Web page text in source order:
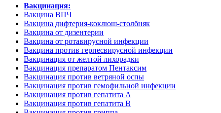
Вакцинация:
Вакцина ВПЧ
Вакцина дифтерия-коклюш-столбняк
Вакцина от дизентерии
Вакцина от ротавирусной инфекции
Вакцина против герпесвирусной инфекции
Вакцинация от желтой лихорадки
Вакцинация препаратом Пентаксим
Вакцинация против ветряной оспы
Вакцинация против гемофильной инфекции
Вакцинация против гепатита А
Вакцинация против гепатита В